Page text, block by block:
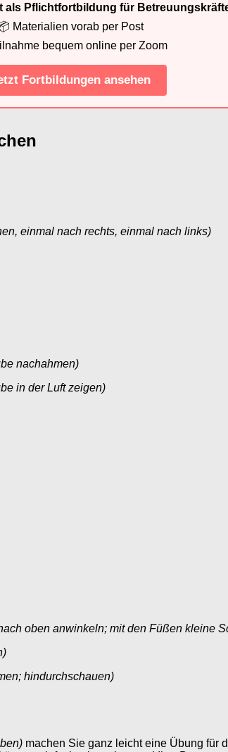
Pflichtfortbildung für
Materialien vorab per Post
bequem online per Zoom
Fortbildungen ansehen
einmal nach rechts, einmal nach links)
nachahmen)
in der Luft zeigen)
oben anwinkeln; mit den Füßen kleine
hindurchschauen)
machen Sie ganz leicht eine Übung für